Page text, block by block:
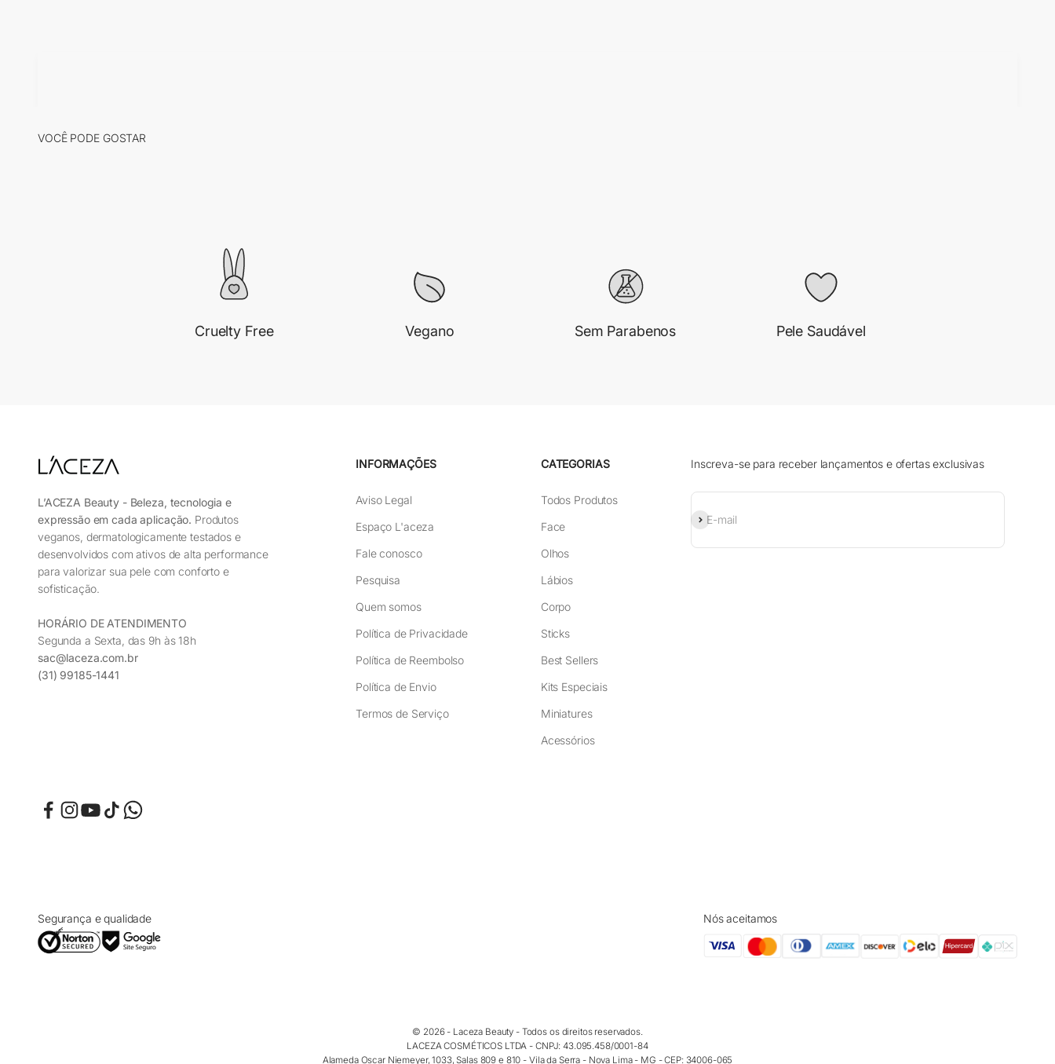
Cruelty Free Vegano Sem Parabenos Pele Saudável
L’ACEZA Beauty - Beleza, tecnologia e
expressão em cada aplicação. Produtos
veganos, dermatologicamente testados e
desenvolvidos com ativos de alta performance
para valorizar sua pele com conforto e
sofisticação.
HORÁRIO DE ATENDIMENTO
Segunda a Sexta, das 9h às 18h
sac@laceza.com.br
(31) 99185-1441
INFORMAÇÕES
Aviso Legal
Espaço L'aceza
Fale conosco
Pesquisa
Quem somos
Política de Privacidade
Política de Reembolso
Política de Envio
Termos de Serviço
CATEGORIAS
Todos Produtos
Face
Olhos
Lábios
Corpo
Sticks
Best Sellers
Kits Especiais
Miniatures
Acessórios
Inscreva-se para receber lançamentos e ofertas exclusivas
E-mail
Assinar
Segurança e qualidade Nós aceitamos
© 2026 - Laceza Beauty - Todos os direitos reservados.
LACEZA COSMÉTICOS LTDA - CNPJ: 43.095.458/0001-84
Alameda Oscar Niemeyer, 1033, Salas 809 e 810 - Vila da Serra - Nova Lima - MG - CEP: 34006-065